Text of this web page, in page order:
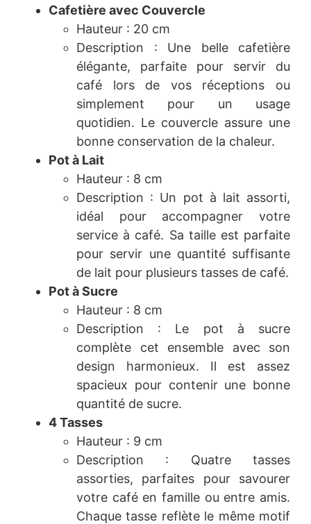
Cafetière avec Couvercle
Hauteur : 20 cm
Description : Une belle cafetière
élégante, parfaite pour servir du
café lors de vos réceptions ou
simplement pour un usage
quotidien. Le couvercle assure une
bonne conservation de la chaleur.
Pot à Lait
Hauteur : 8 cm
Description : Un pot à lait assorti,
idéal pour accompagner votre
service à café. Sa taille est parfaite
pour servir une quantité suffisante
de lait pour plusieurs tasses de café.
Pot à Sucre
Hauteur : 8 cm
Description : Le pot à sucre
complète cet ensemble avec son
design harmonieux. Il est assez
spacieux pour contenir une bonne
quantité de sucre.
4 Tasses
Hauteur : 9 cm
Description : Quatre tasses
assorties, parfaites pour savourer
votre café en famille ou entre amis.
Chaque tasse reflète le même motif